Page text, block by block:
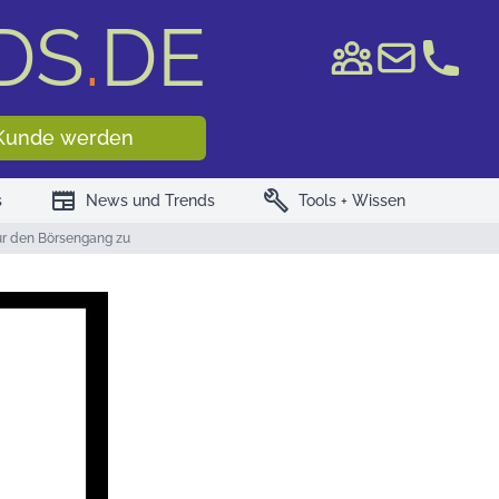
.DE
WKN/ISIN
werden
newspaper News und Trends build Tools + Wissen
den Börsengang zu